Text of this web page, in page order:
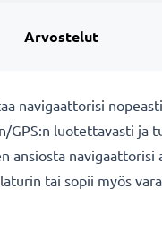
Arvostelut
navigaattorisi
GPS:n luotettavasti ja
navigaattorisi
tai sopii myös